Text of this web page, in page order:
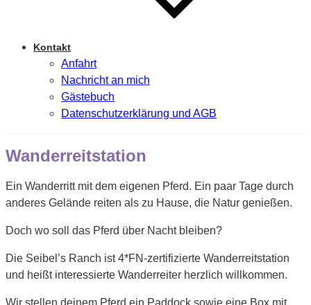
Kontakt
Anfahrt
Nachricht an mich
Gästebuch
Datenschutzerklärung und AGB
Wanderreitstation
Ein Wanderritt mit dem eigenen Pferd. Ein paar Tage durch
anderes Gelände reiten als zu Hause, die Natur genießen.
Doch wo soll das Pferd über Nacht bleiben?
Die Seibel’s Ranch ist 4*FN-zertifizierte Wanderreitstation
und heißt interessierte Wanderreiter herzlich willkommen.
Wir stellen deinem Pferd ein Paddock sowie eine Box mit